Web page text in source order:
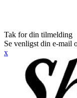
Tak for din tilmelding
Se venligst din e-mail
x